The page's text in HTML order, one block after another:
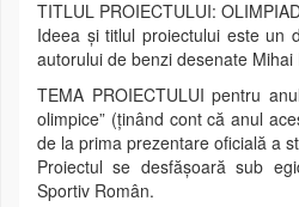
TITLUL PROIECTULUI:
Ideea și titlul proiectului este un
autorului de benzi desenate
TEMA PROIECTULUI pentru
olimpice” (ținând cont că anul
de la prima prezentare oficială a
Proiectul se desfășoară sub
Sportiv Român.